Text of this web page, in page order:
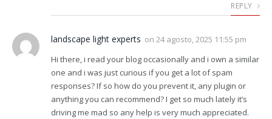
REPLY
landscape light experts on 24 agosto, 2025 11:55 pm
Hi there, i read your blog occasionally and i own a similar
one and i was just curious if you get a lot of spam
responses? If so how do you prevent it, any plugin or
anything you can recommend? I get so much lately it’s
driving me mad so any help is very much appreciated.